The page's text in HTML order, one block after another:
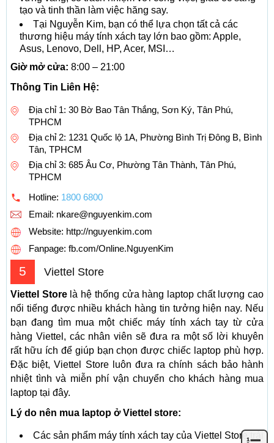
tạo và tinh thần làm việc hăng say.
Tại Nguyễn Kim, bạn có thể lựa chọn tất cả các
thương hiệu máy tính xách tay lớn bao gồm: Apple,
Asus, Lenovo, Dell, HP, Acer, MSI…
Giờ mở cửa: 8:00 – 21:00
Thông Tin Liên Hệ:
Địa chỉ 1: 30 Bờ Bao Tân Thắng, Sơn Ký, Tân Phú,
TPHCM
Địa chỉ 2: 1231 Quốc lộ 1A, Phường Bình Trị Đông B, Bình
Tân, TPHCM
Địa chỉ 3: 685 Âu Cơ, Phường Tân Thành, Tân Phú,
TPHCM
Hotline: 1800 6800
Email: nkare@nguyenkim.com
Website: http://nguyenkim.com
Fanpage: fb.com/Online.NguyenKim
5 Viettel Store
Viettel Storelà hệ thống cửa hàng laptop chất lượng cao
nổi tiếng được nhiều khách hàng tin tưởng hiện nay. Nếu
bạn đang tìm mua một chiếc máy tính xách tay từ cửa
hàng Viettel, các nhân viên sẽ đưa ra một số lời khuyên
rất hữu ích để giúp bạn chọn được chiếc laptop phù hợp.
Đặc biệt, Viettel Store luôn đưa ra chính sách bảo hành
nhiệt tình và miễn phí vận chuyển cho khách hàng mua
laptop tại đây.
Lý do nên mua laptop ở Viettel store:
Các sản phẩm máy tính xách tay của Viettel Store trải